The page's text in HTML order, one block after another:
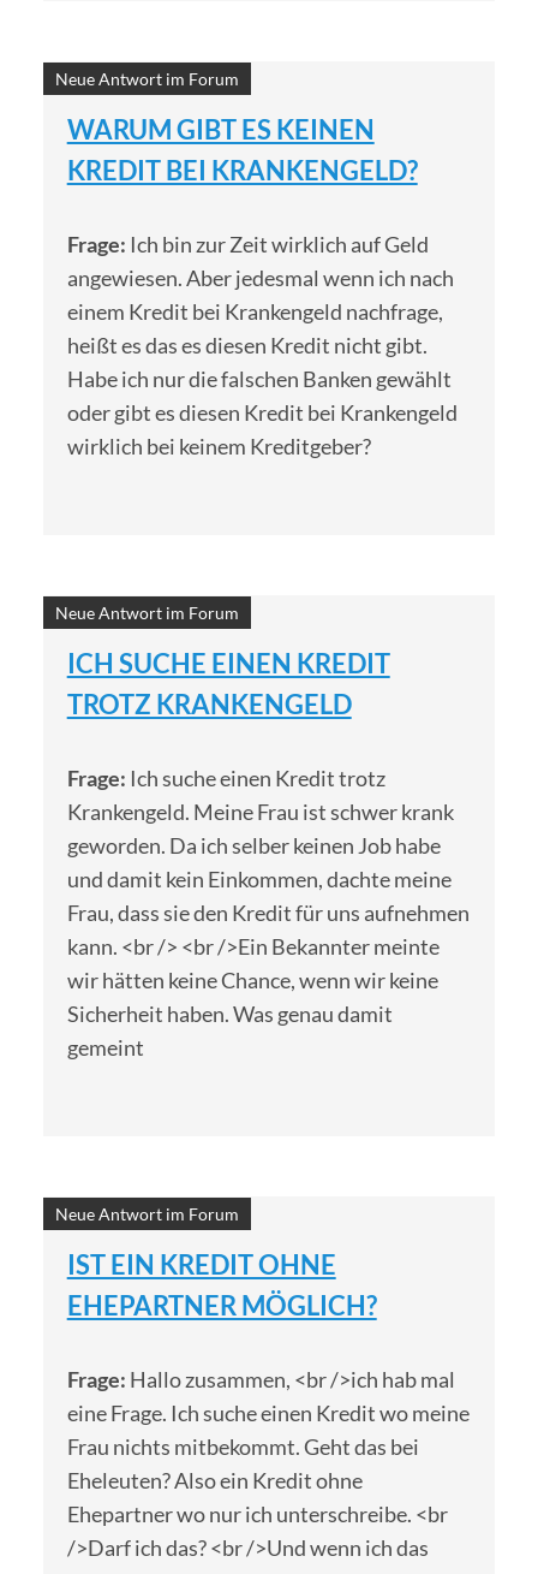
Neue Antwort im Forum
WARUM GIBT ES KEINEN
KREDIT BEI KRANKENGELD?
Frage: Ich bin zur Zeit wirklich auf Geld
angewiesen. Aber jedesmal wenn ich nach
einem Kredit bei Krankengeld nachfrage,
heißt es das es diesen Kredit nicht gibt.
Habe ich nur die falschen Banken gewählt
oder gibt es diesen Kredit bei Krankengeld
wirklich bei keinem Kreditgeber?
Neue Antwort im Forum
ICH SUCHE EINEN KREDIT
TROTZ KRANKENGELD
Frage: Ich suche einen Kredit trotz
Krankengeld. Meine Frau ist schwer krank
geworden. Da ich selber keinen Job habe
und damit kein Einkommen, dachte meine
Frau, dass sie den Kredit für uns aufnehmen
kann. <br /> <br />Ein Bekannter meinte
wir hätten keine Chance, wenn wir keine
Sicherheit haben. Was genau damit
gemeint
Neue Antwort im Forum
IST EIN KREDIT OHNE
EHEPARTNER MÖGLICH?
Frage: Hallo zusammen, <br />ich hab mal
eine Frage. Ich suche einen Kredit wo meine
Frau nichts mitbekommt. Geht das bei
Eheleuten? Also ein Kredit ohne
Ehepartner wo nur ich unterschreibe. <br
/>Darf ich das? <br />Und wenn ich das